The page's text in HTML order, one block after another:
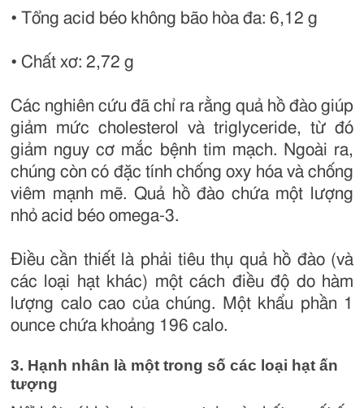
• Tổng acid béo không bão hòa đa: 6,12 g
• Chất xơ: 2,72 g
Các nghiên cứu đã chỉ ra rằng quả hồ đào giúp
giảm mức cholesterol và triglyceride, từ đó
giảm nguy cơ mắc bệnh tim mạch. Ngoài ra,
chúng còn có đặc tính chống oxy hóa và chống
viêm mạnh mẽ. Quả hồ đào chứa một lượng
nhỏ acid béo omega-3.
Điều cần thiết là phải tiêu thụ quả hồ đào (và
các loại hạt khác) một cách điều độ do hàm
lượng calo cao của chúng. Một khẩu phần 1
ounce chứa khoảng 196 calo.
3. Hạnh nhân là một trong số các loại hạt ấn
tượng